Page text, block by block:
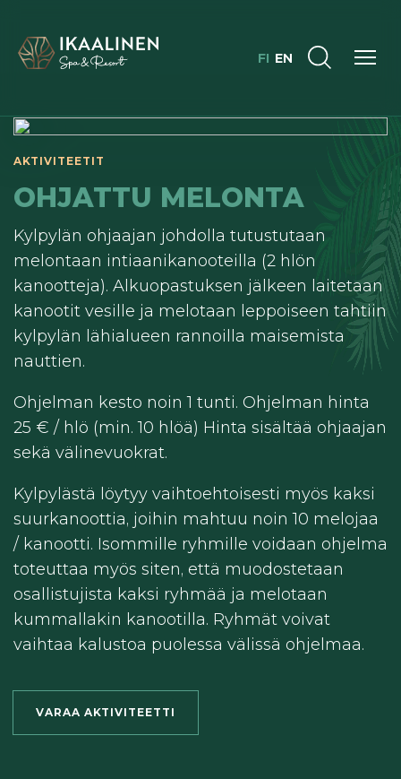
FI EN
AKTIVITEETIT
OHJATTU MELONTA
Kylpylän ohjaajan johdolla tutustutaan
melontaan intiaanikanooteilla (2 hlön
kanootteja). Alkuopastuksen jälkeen laitetaan
kanootit vesille ja melotaan leppoiseen tahtiin
kylpylän lähialueen rannoilla maisemista
nauttien.
​Ohjelman kesto noin 1 tunti. Ohjelman hinta
25 € / hlö (min. 10 hlöä) Hinta sisältää ohjaajan
sekä välinevuokrat.
​Kylpylästä löytyy vaihtoehtoisesti myös kaksi
suurkanoottia, joihin mahtuu noin 10 melojaa
/ kanootti. Isommille ryhmille voidaan ohjelma
toteuttaa myös siten, että muodostetaan
osallistujista kaksi ryhmää ja melotaan
kummallakin kanootilla. Ryhmät voivat
vaihtaa kalustoa puolessa välissä ohjelmaa.
VARAA AKTIVITEETTI